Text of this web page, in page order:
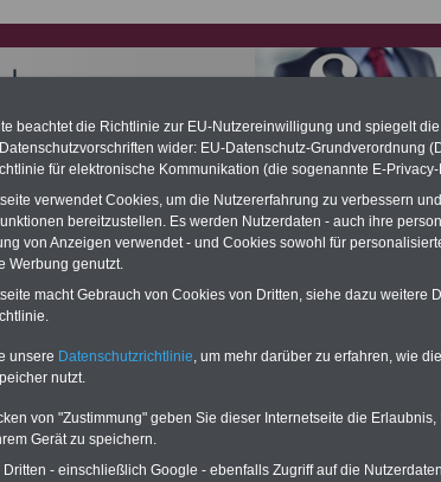
Alimentation: hohe Nachzahlung für Kommunalbeamte
hat die Berliner Landesbesoldung für
(Berlin muss bis
Auch beim Bund (Beamte & Ruhestandsbeamte) gibt es
(Medienberichten zufolge liegt diese für
Broschüre heraus (unmittelbar nach Beschluss eines
>>>
zur (Vor)Bestellung der Broschüre.
FH Bund - FHBLeistBV
beachtet die Richtlinie zur EU-Nutzereinwilligung und spiegelt
wider: EU-Datenschutz-Grundverordnung
für elektronische Kommunikation (die sogenannte E-
verwendet Cookies, um die Nutzererfahrung zu verbessern
bereitzustellen. Es werden Nutzerdaten - auch ihre
von Anzeigen verwendet - und Cookies sowohl für
Werbung genutzt.
macht Gebrauch von Cookies von Dritten, siehe dazu weitere
unsere Datenschutzrichtlinie, um mehr darüber zu erfahren, wie
nutzt.
von "Zustimmung" geben Sie dieser Internetseite die
Gerät zu speichern.
- einschließlich Google - ebenfalls Zugriff auf die